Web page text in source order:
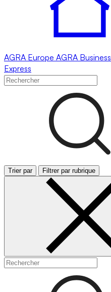
AGRA Europe AGRA Business
Express
Trier par Filtrer par rubrique